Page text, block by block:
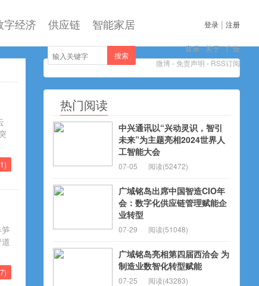
字经济 供应链 智能家居 登录 | 注册
音乐-关于-广告
微博 - 免责声明 - RSS订阅
搜索
)
)
热门阅读
中兴通讯以“兴动灵识，智引
未来”为主题亮相2024世界人
工智能大会
07-05 阅读(52472)
广域铭岛出席中国智造CIO年
会：数字化供应链管理赋能企
业转型
07-29 阅读(51048)
广域铭岛亮相第四届西洽会 为
制造业数智化转型赋能
07-25 阅读(43283)